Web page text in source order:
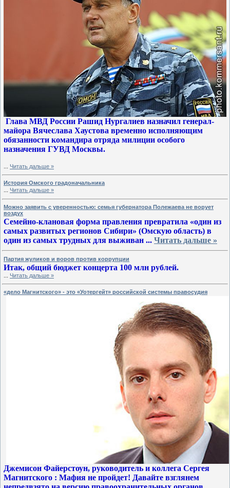
Глава МВД России Рашид Нургалиев назначил генерал-
майора Вячеслава Хаустова временно исполняющим
обязанности командира отряда милиции особого
назначения ГУВД Москвы.
Читать дальше »
История Омского градоначальника
Читать дальше »
Можно заявить с уверенностью: семья губернатора Полежаева не ворует
воздух
Семейно-клановая форма правления превратила «один из
самых развитых регионов Сибири» (Омскую область) в
один из самых трудных для выживан ... Читать дальше »
Партия жуликов и воров против коррупции
Итак, общий бюджет концерта 100 млн рублей.
Читать дальше »
«дело Магнитского» - это «Уотергейт» российской системы правосудия
Джемисон Файерстоун, руководитель и коллега Сергея
Магнитского : Мафия не пройдет! Давайте взглянем